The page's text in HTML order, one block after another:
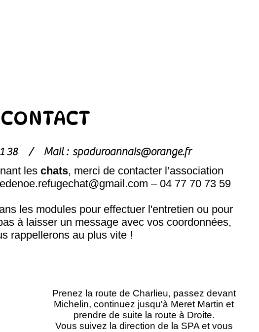
CONTACT
81 38 / Mail : spaduroannais@orange.fr
les chats, merci de contacter l’association
– 04 77 70 73 59
les modules pour effectuer l'entretien ou pour
à laisser un message avec vos coordonnées,
rappellerons au plus vite !
Prenez la route de Charlieu, passez devant
Michelin, continuez jusqu'à Meret Martin et
prendre de suite la route à Droite.
Vous suivez la direction de la SPA et vous